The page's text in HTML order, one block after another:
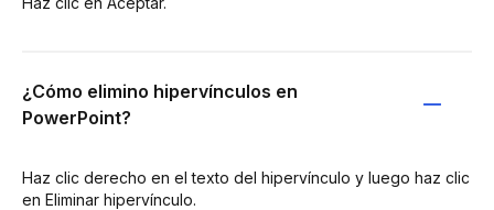
¿Cómo elimino hipervínculos en
PowerPoint?
Haz clic derecho en el texto del hipervínculo y luego haz clic
en Eliminar hipervínculo.